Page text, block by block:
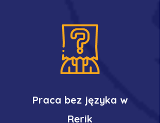
Praca bez języka w
Rerik